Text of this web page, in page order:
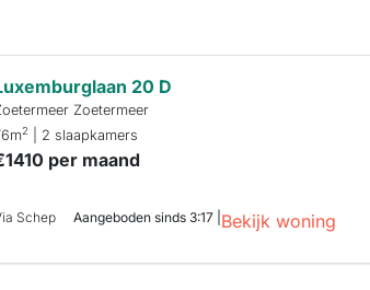
20 D
Zoetermeer
2 | 2 slaapkamers
per maand
Schep Aangeboden sinds 3:17 | Bekijk woning